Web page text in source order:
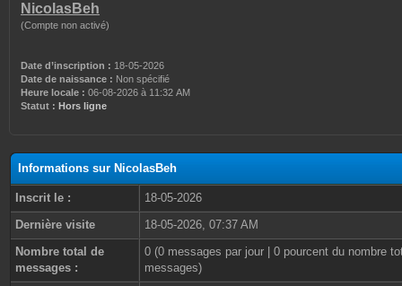
NicolasBeh
(Compte non activé)
Date d’inscription : 18-05-2026
Date de naissance : Non spécifié
Heure locale : 06-08-2026 à 11:32 AM
Statut : Hors ligne
Informations sur NicolasBeh
Inscrit le :
18-05-2026
Dernière visite
18-05-2026, 07:37 AM
Nombre total de
messages :
0 (0 messages par jour | 0 pourcent du nombre
messages)